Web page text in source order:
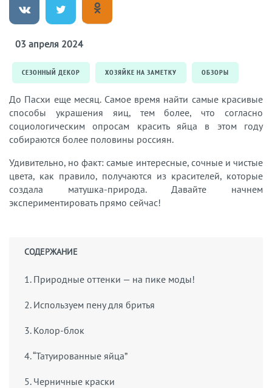
03 апреля 2024
СЕЗОННЫЙ ДЕКОР ХОЗЯЙКЕ НА ЗАМЕТКУ ОБЗОРЫ
До Пасхи еще месяц. Самое время найти самые красивые
способы украшения яиц, тем более, что согласно
социологическим опросам красить яйца в этом году
собираются более половины россиян.
Удивительно, но факт: самые интересные, сочные и чистые
цвета, как правило, получаются из красителей, которые
создала матушка-природа. Давайте начнем
экспериментировать прямо сейчас!
СОДЕРЖАНИЕ
1. Природные оттенки — на пике моды!
2. Используем пену для бритья
3. Колор-блок
4. “Татуированные яйца”
5. Черничные краски